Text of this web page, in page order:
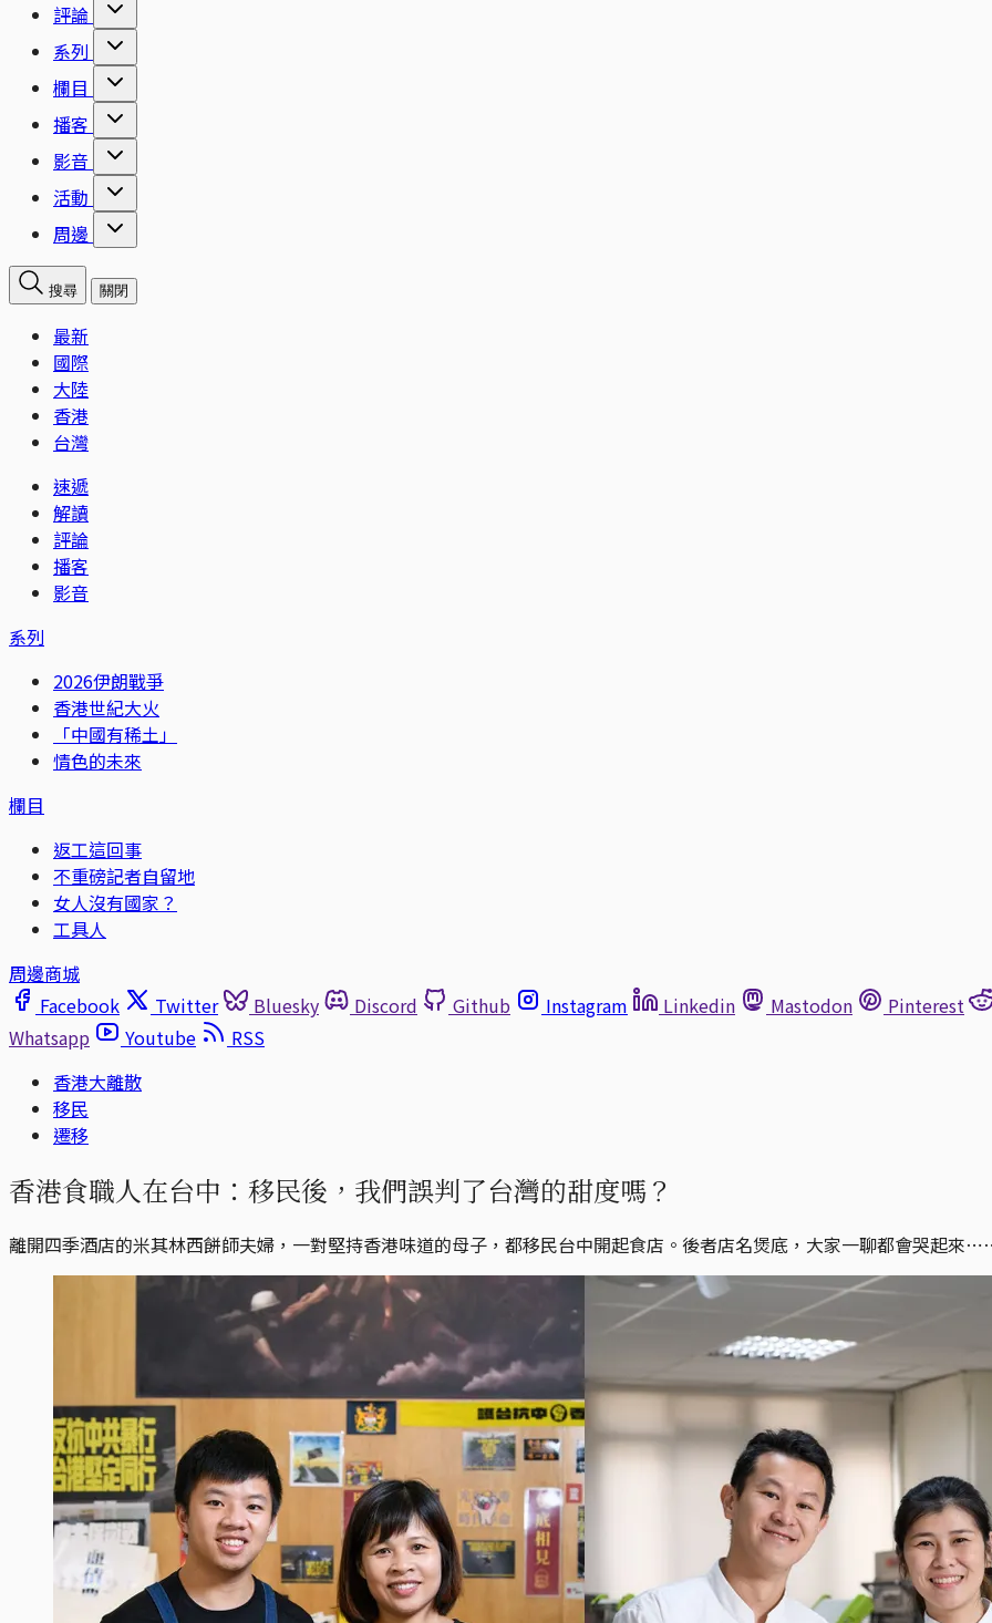
評論
系列
欄目
播客
影音
活動
周邊
搜尋 關閉
最新
國際
大陸
香港
台灣
速遞
解讀
評論
播客
影音
系列
2026伊朗戰爭
香港世紀大火
「中國有稀土」
情色的未來
欄目
返工這回事
不重磅記者自留地
女人沒有國家？
工具人
周邊商城
Facebook
Twitter Bluesky Discord Github Instagram Linkedin Mastodon
Pinterest
Whatsapp
Youtube
RSS
香港大離散
移民
遷移
香港食職人在台中：移民後，我們誤判了台灣的甜度嗎？
離開四季酒店的米其林西餅師夫婦，一對堅持香港味道的母子，都移民台中開起食店。後者店名煲底，大家一聊都會哭起來